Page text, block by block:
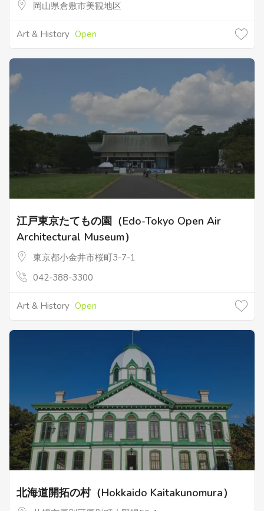
岡山県倉敷市美観地区
Art & History Open
江戸東京たてもの園（Edo-Tokyo Open Air
Architectural Museum）
東京都小金井市桜町3-7-1
042-388-3300
Art & History Open
北海道開拓の村（Hokkaido Kaitakunomura）